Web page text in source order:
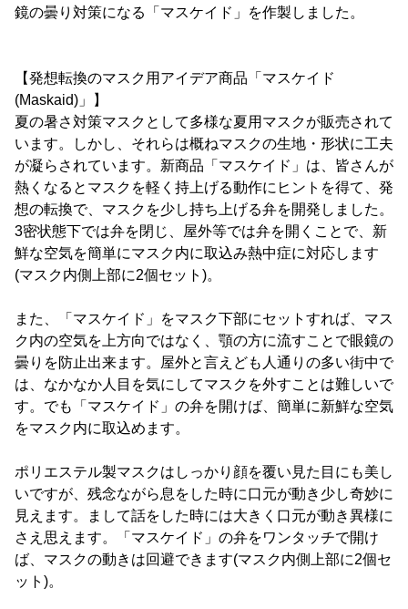
鏡の曇り対策になる「マスケイド」を作製しました。
【発想転換のマスク用アイデア商品「マスケイド
(Maskaid)」】
夏の暑さ対策マスクとして多様な夏用マスクが販売されて
います。しかし、それらは概ねマスクの生地・形状に工夫
が凝らされています。新商品「マスケイド」は、皆さんが
熱くなるとマスクを軽く持上げる動作にヒントを得て、発
想の転換で、マスクを少し持ち上げる弁を開発しました。
3密状態下では弁を閉じ、屋外等では弁を開くことで、新
鮮な空気を簡単にマスク内に取込み熱中症に対応します
(マスク内側上部に2個セット)。
また、「マスケイド」をマスク下部にセットすれば、マス
ク内の空気を上方向ではなく、顎の方に流すことで眼鏡の
曇りを防止出来ます。屋外と言えども人通りの多い街中で
は、なかなか人目を気にしてマスクを外すことは難しいで
す。でも「マスケイド」の弁を開けば、簡単に新鮮な空気
をマスク内に取込めます。
ポリエステル製マスクはしっかり顔を覆い見た目にも美し
いですが、残念ながら息をした時に口元が動き少し奇妙に
見えます。まして話をした時には大きく口元が動き異様に
さえ思えます。「マスケイド」の弁をワンタッチで開け
ば、マスクの動きは回避できます(マスク内側上部に2個セ
ット)。